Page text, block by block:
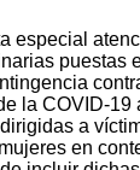
especial
puestas
la COVID-19
a
en